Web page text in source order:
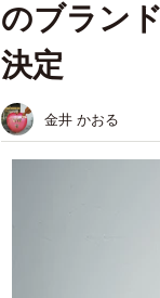
のブラン
決定
金井 かおる